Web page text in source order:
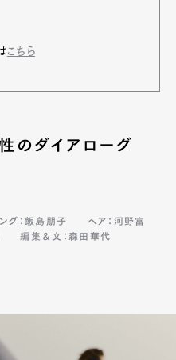
こちら
のダイアローグ
グ：飯島朋子
ヘア：河野富
編集＆文：森田華代